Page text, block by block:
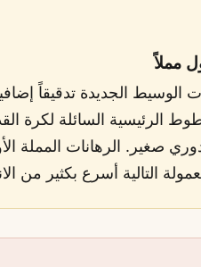
مملاً
الجديدة تدقيقاً
الرئيسية السائلة لكرة
صغير. الرهانات المملة
التالية أسرع بكثير من